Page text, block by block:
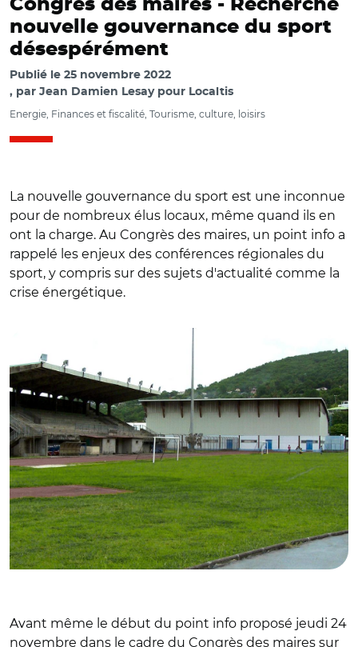
Congrès des maires - Recherche
nouvelle gouvernance du sport
désespérément
Publié le 25 novembre 2022
par Jean Damien Lesay pour Localtis
Energie, Finances et fiscalité, Tourisme, culture, loisirs
La nouvelle gouvernance du sport est une inconnue
pour de nombreux élus locaux, même quand ils en
ont la charge. Au Congrès des maires, un point info a
rappelé les enjeux des conférences régionales du
sport, y compris sur des sujets d'actualité comme la
crise énergétique.
Avant même le début du point info proposé jeudi 24
novembre dans le cadre du Congrès des maires sur